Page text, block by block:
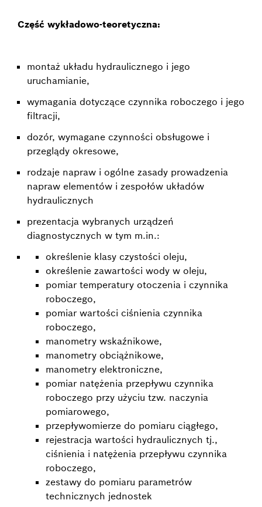
Część wykładowo-teoretyczna:
montaż układu hydraulicznego i jego
uruchamianie,
wymagania dotyczące czynnika roboczego i jego
filtracji,
dozór, wymagane czynności obsługowe i
przeglądy okresowe,
rodzaje napraw i ogólne zasady prowadzenia
napraw elementów i zespołów układów
hydraulicznych
prezentacja wybranych urządzeń
diagnostycznych w tym m.in.:
określenie klasy czystości oleju,
określenie zawartości wody w oleju,
pomiar temperatury otoczenia i czynnika
roboczego,
pomiar wartości ciśnienia czynnika
roboczego,
manometry wskaźnikowe,
manometry obciążnikowe,
manometry elektroniczne,
pomiar natężenia przepływu czynnika
roboczego przy użyciu tzw. naczynia
pomiarowego,
przepływomierze do pomiaru ciągłego,
rejestracja wartości hydraulicznych tj.,
ciśnienia i natężenia przepływu czynnika
roboczego,
zestawy do pomiaru parametrów
technicznych jednostek